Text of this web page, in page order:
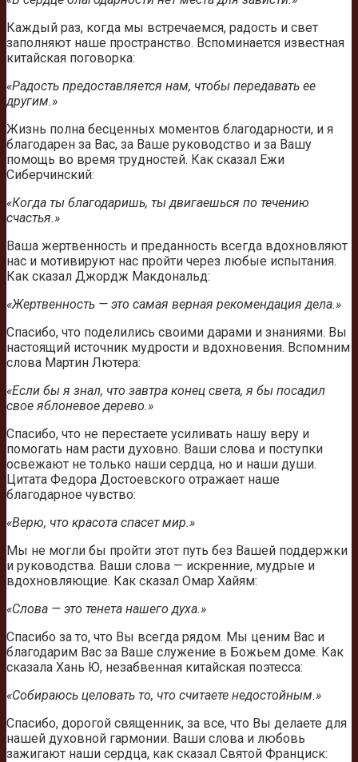
Каждый раз, когда мы встречаемся, радость и свет
заполняют наше пространство. Вспоминается известная
китайская поговорка:
«Радость предоставляется нам, чтобы передавать ее
другим.»
Жизнь полна бесценных моментов благодарности, и я
благодарен за Вас, за Ваше руководство и за Вашу
помощь во время трудностей. Как сказал Ежи
Сиберчинский:
«Когда ты благодаришь, ты двигаешься по течению
счастья.»
Ваша жертвенность и преданность всегда вдохновляют
нас и мотивируют нас пройти через любые испытания.
Как сказал Джордж Макдональд:
«Жертвенность — это самая верная рекомендация дела.»
Спасибо, что поделились своими дарами и знаниями. Вы
настоящий источник мудрости и вдохновения. Вспомним
слова Мартин Лютера:
«Если бы я знал, что завтра конец света, я бы посадил
свое яблоневое дерево.»
Спасибо, что не перестаете усиливать нашу веру и
помогать нам расти духовно. Ваши слова и поступки
освежают не только наши сердца, но и наши души.
Цитата Федора Достоевского отражает наше
благодарное чувство:
«Верю, что красота спасет мир.»
Мы не могли бы пройти этот путь без Вашей поддержки
и руководства. Ваши слова — искренние, мудрые и
вдохновляющие. Как сказал Омар Хайям:
«Слова — это тенета нашего духа.»
Спасибо за то, что Вы всегда рядом. Мы ценим Вас и
благодарим Вас за Ваше служение в Божьем доме. Как
сказала Хань Ю, незабвенная китайская поэтесса:
«Собираюсь целовать то, что считаете недостойным.»
Спасибо, дорогой священник, за все, что Вы делаете для
нашей духовной гармонии. Ваши слова и любовь
зажигают наши сердца, как сказал Святой Франциск: